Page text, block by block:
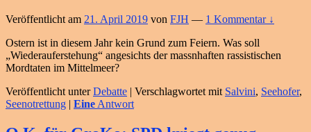
Veröffentlicht am 21. April 2019 von FJH — 1 Kommentar ↓
Ostern ist in diesem Jahr kein Grund zum Feiern. Was soll
„Wiederauferstehung“ angesichts der massnhaften rassistischen
Mordtaten im Mittelmeer?
Veröffentlicht unter Debatte | Verschlagwortet mit Salvini, Seehofer,
Seenotrettung | EineAntwort